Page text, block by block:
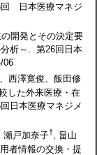
回 日本医療マネジ
開発とその決定要
分析～. 第26回日本
06
、西澤寛俊、飯田修
した外来医療・在
日本医療マネジメ
瀬戸加奈子†, 畠山
者情報の交換・提